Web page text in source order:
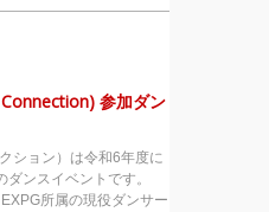
参加ダン
ション）は令和6年度に
ンスイベントです。
所属の現役ダンサー